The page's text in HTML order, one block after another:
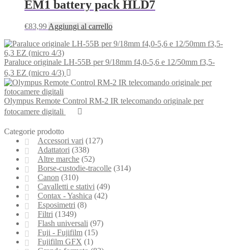
EM1 battery pack HLD7
€83,99 Aggiungi al carrello
Paraluce originale LH-55B per 9/18mm f4,0-5,6 e 12/50mm f3,5-
6,3 EZ (micro 4/3)
Olympus Remote Control RM-2 IR telecomando originale per
fotocamere digitali
Categorie prodotto
Accessori vari (127)
Adattatori (338)
Altre marche (52)
Borse-custodie-tracolle (314)
Canon (310)
Cavalletti e stativi (49)
Contax - Yashica (42)
Esposimetri (8)
Filtri (1349)
Flash universali (97)
Fuji - Fujifilm (15)
Fujifilm GFX (1)